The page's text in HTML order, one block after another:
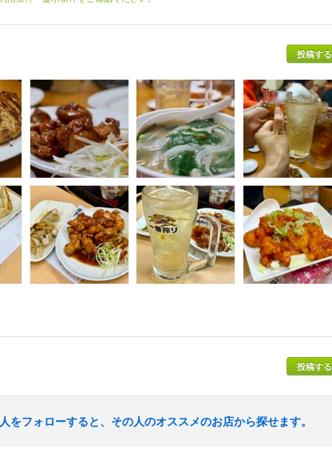
投稿する
投稿する
をフォローすると、その人のオススメのお店から探せます。